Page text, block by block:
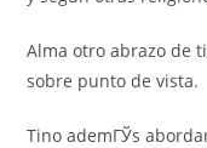
Alma otro abrazo de
sobre punto de vista.
Tino ademГЎs